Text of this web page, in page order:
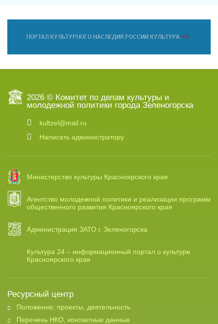
2026 © Комитет по делам культуры и
молодежной политики города Зеленогорска
kultzel@mail.ru
Написать администратору
Министерство культуры Красноярского края
Агентство молодежной политики и реализации программ
общественного развития Красноярского края
Администрация ЗАТО г. Зеленогорска
Культура 24 – информационный портал о культуре
Красноярского края
Ресурсный центр
Положение, проекты, деятельность
Перечень НКО, контактные данные